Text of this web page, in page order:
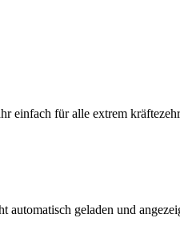
einfach für alle extrem
automatisch geladen und